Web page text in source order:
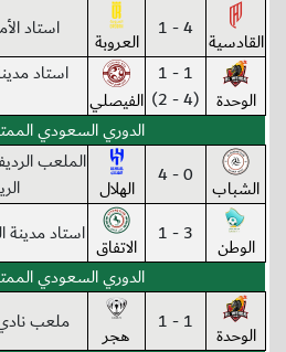
القادسية 4 - 1 العروبة استاد
الوحدة
1 - 1
(4 - 2)
الفيصلي
استاد
الدوري السعودي
الشباب 0 - 4 الهلال
الملعب
الوطن 3 - 1 الاتفاق استاد
الدوري السعودي
الوحدة 1 - 1 هجر
ملعب